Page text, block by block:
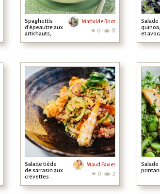
Spaghettis
d'épeautre aux
artichauts,
Mathilde Briot
0 8
Salade
et
Salade tiède
de sarrasin aux
crevettes
Maud Favier
0 2
Salade